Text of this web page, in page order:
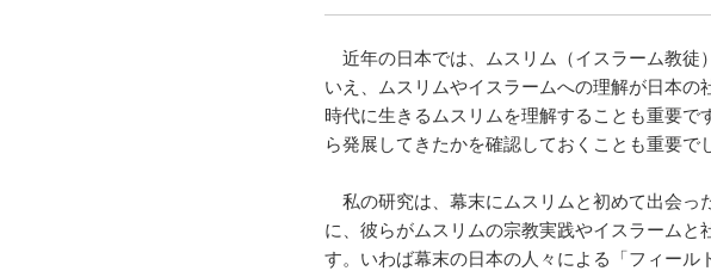
近年の日本では、ムスリム（イスラーム教徒
いえ、ムスリムやイスラームへの理解が日本
時代に生きるムスリムを理解することも重要
ら発展してきたかを確認しておくことも重要で
私の研究は、幕末にムスリムと初めて出会っ
に、彼らがムスリムの宗教実践やイスラーム
す。いわば幕末の日本の人々による「フィール